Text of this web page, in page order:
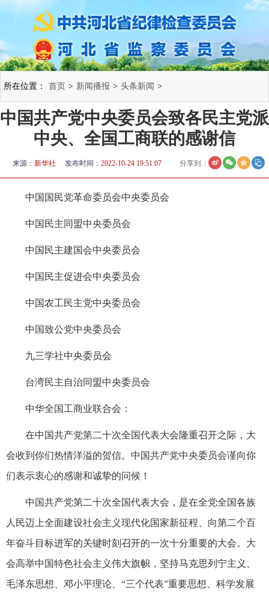
所在位置： 首页 > 新闻播报 > 头条新闻 >
中国共产党中央委员会致各民主党派
中央、全国工商联的感谢信
来源： 新华社 发布时间： 2022-10-24 19:51:07 分享到：
中国国民党革命委员会中央委员会
中国民主同盟中央委员会
中国民主建国会中央委员会
中国民主促进会中央委员会
中国农工民主党中央委员会
中国致公党中央委员会
九三学社中央委员会
台湾民主自治同盟中央委员会
中华全国工商业联合会：
在中国共产党第二十次全国代表大会隆重召开之际，大
会收到你们热情洋溢的贺信。中国共产党中央委员会谨向你
们表示衷心的感谢和诚挚的问候！
中国共产党第二十次全国代表大会，是在全党全国各族
人民迈上全面建设社会主义现代化国家新征程、向第二个百
年奋斗目标进军的关键时刻召开的一次十分重要的大会。大
会高举中国特色社会主义伟大旗帜，坚持马克思列宁主义、
毛泽东思想、邓小平理论、“三个代表”重要思想、科学发展